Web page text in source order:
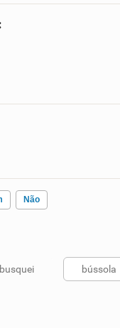
Não
me ajudou
busquei bússola